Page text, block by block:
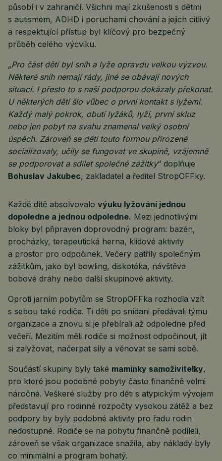
působí i v zahraničí. Všichni mají zkušenosti s dětmi
s autismem, ADHD i poruchami chování a jejich citlivý
a respektující přístup byl klíčový pro bezpečný
průběh celého výcviku.
„Pro část dětí byl sníh a lyže opravdu velkou výzvou.
Některé sníh nemají rády, jiné se obávají nových
situací. I přesto to s naší podporou dokázaly překonat.
U některých dětí šlo vůbec o první kontakt s lyžemi.
Každý malý pokrok, obutí lyžáků, lyží, první skluz
nebo jen pobyt na svahu znamenal velký osobní
úspěch. Zároveň se děti touto formou přirozeně
socializovaly, učily se fungovat ve skupině, vzájemně
se podporovat a sdílet společné zážitky“ doplňuje
Bohuslav Jakubec, zakladatel a ředitel StropOFFky.
Každé dítě absolvovalo výuku lyžování jednou
dopoledne a jednou odpoledne. Mezi jednotlivými
bloky byl připraven doprovodný program: bazén,
procházky, terapeutická herna, klidové aktivity
a prostor pro odpočinek. Večery patřily společným
zážitkům, jako byl bowling, diskotéka, návštěva
bobové dráhy nebo další skupinové aktivity.
Oproti jarním pobytům se StropOFFka rozhodla vzít
s sebou také rodiče. Ti děti po snídani předávali týmu
organizace a znovu si je přebírali až odpoledne před
večeří. Mezitím měli rodiče si možnost odpočinout, jít
si zalyžovat, načerpat síly a věnovat se sami sobě.
Součástí skupiny byly také maminky samoživitelky,
pro které jsou podobné pobyty často finančně velmi
náročné. Veškeré služby pro děti s atypickým vývojem
představují pro rodinné rozpočty vysokou zátěž a bez
podpory by byly podobné aktivity pro řadu rodin
nedostupné. Rodiče se na pobytu finančně podíleli,
zároveň se však organizace snažila, aby náklady byly
co minimální a program bohatý.